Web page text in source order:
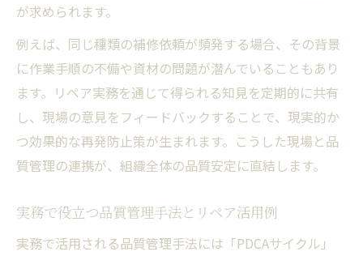
が求められます。
例えば、同じ種類の補修依頼が頻発する場合、その背景
に作業手順の不備や資材の問題が潜んでいることもあり
ます。リペア実務を通じて得られる知見を定期的に共有
し、現場の意見をフィードバックすることで、現実的か
つ効果的な再発防止策が生まれます。こうした現場と品
質管理の連携が、組織全体の品質安定に直結します。
実務で役立つ品質管理手法とリペア活用例
実務で活用される品質管理手法には「PDCAサイクル」